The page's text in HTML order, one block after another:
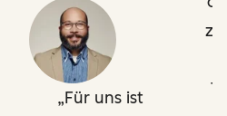
Für uns ist
zu